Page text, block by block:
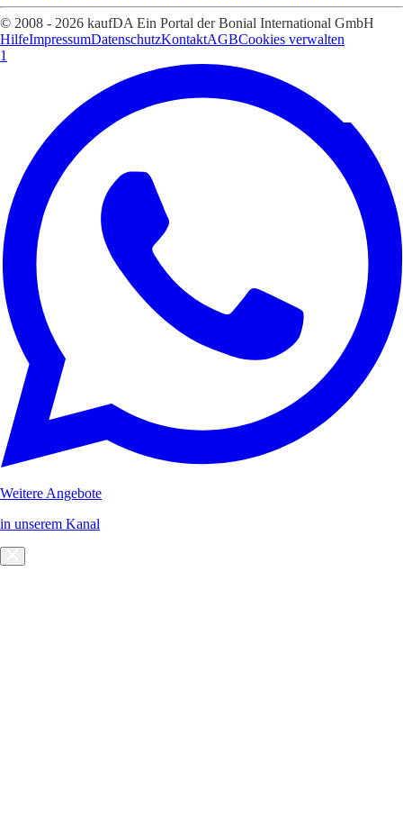
© 2008 - 2026 kaufDA Ein Portal der Bonial International GmbH
HilfeImpressumDatenschutzKontaktAGBCookies verwalten
1
Weitere Angebote
in unserem Kanal